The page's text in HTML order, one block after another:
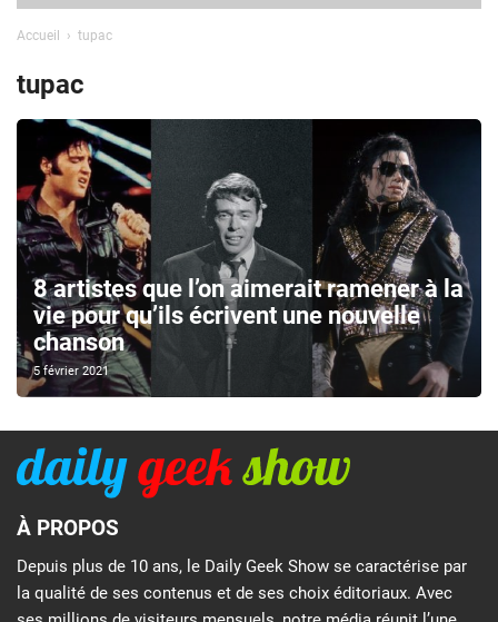
Accueil tupac
tupac
8 artistes que l’on aimerait ramener à la
vie pour qu’ils écrivent une nouvelle
chanson
5 février 2021
À PROPOS
Depuis plus de 10 ans, le Daily Geek Show se caractérise par
la qualité de ses contenus et de ses choix éditoriaux. Avec